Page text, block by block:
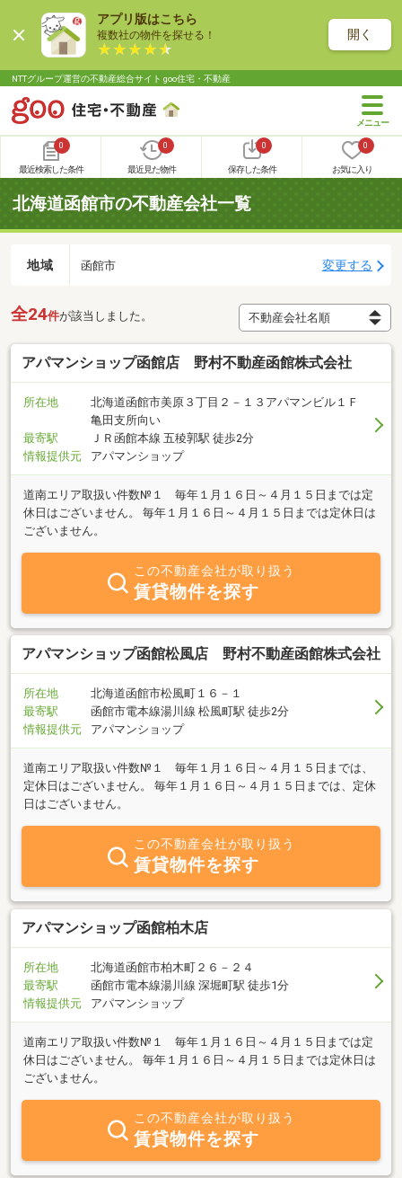
アプリ版はこちら
複数社の物件を探せる！ 開く
NTTグループ運営の不動産総合サイト goo住宅・不動産
0
最近検索した条件
0
最近見た物件
0
保存した条件
0
お気に入り
北海道函館市の不動産会社一覧
地域 函館市 変更する
全24件が該当しました。
アパマンショップ函館店 野村不動産函館株式会社
所在地
北海道函館市美原３丁目２－１３アパマンビル１Ｆ
亀田支所向い
最寄駅
ＪＲ函館本線 五稜郭駅 徒歩2分
情報提供元
アパマンショップ
道南エリア取扱い件数№１ 毎年１月１６日～４月１５日までは定
休日はございません。 毎年１月１６日～４月１５日までは定休日は
ございません。
この不動産会社が取り扱う
賃貸物件を探す
アパマンショップ函館松風店 野村不動産函館株式会社
所在地
北海道函館市松風町１６－１
最寄駅
函館市電本線湯川線 松風町駅 徒歩2分
情報提供元
アパマンショップ
道南エリア取扱い件数№１ 毎年１月１６日～４月１５日までは、
定休日はございません。 毎年１月１６日～４月１５日までは、定休
日はございません。
この不動産会社が取り扱う
賃貸物件を探す
アパマンショップ函館柏木店
所在地
北海道函館市柏木町２６－２４
最寄駅
函館市電本線湯川線 深堀町駅 徒歩1分
情報提供元
アパマンショップ
道南エリア取扱い件数№１ 毎年１月１６日～４月１５日までは定
休日はございません。 毎年１月１６日～４月１５日までは定休日は
ございません。
この不動産会社が取り扱う
賃貸物件を探す